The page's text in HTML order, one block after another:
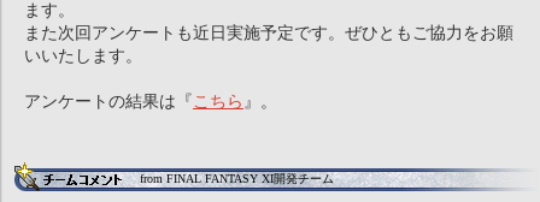
ます。
また次回アンケートも近日実施予定です。ぜひともご協力をお願
いいたします。
アンケートの結果は『 こちら 』。
from FINAL FANTASY XI開発チーム